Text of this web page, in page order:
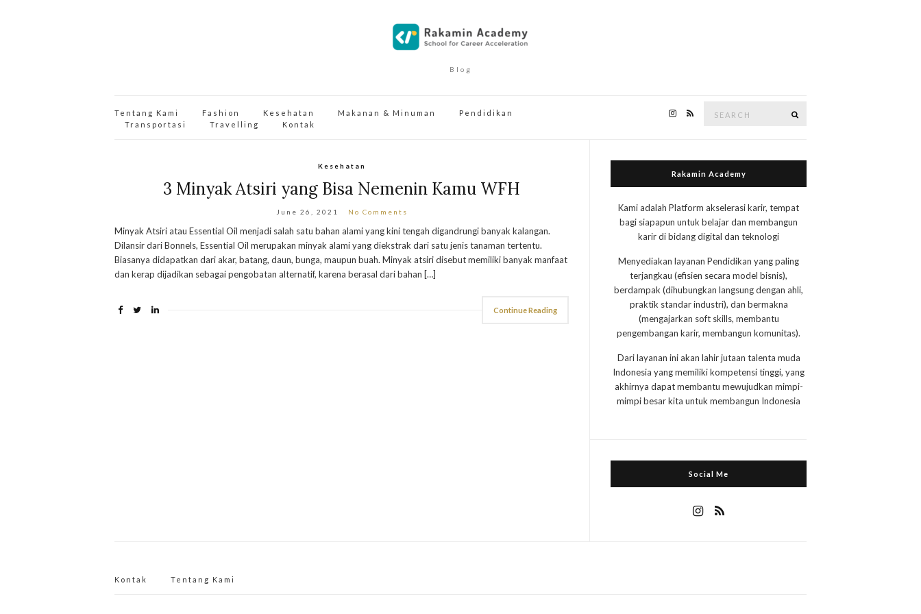
Blog
Tentang Kami Fashion Kesehatan Makanan & Minuman
Pendidikan
Transportasi
Travelling Kontak
Kesehatan
3 Minyak Atsiri yang Bisa Nemenin Kamu WFH
June 26, 2021 No Comments
Minyak Atsiri atau Essential Oil menjadi salah satu bahan alami yang kini tengah digandrungi banyak kalangan.
Dilansir dari Bonnels, Essential Oil merupakan minyak alami yang diekstrak dari satu jenis tanaman tertentu.
Biasanya didapatkan dari akar, batang, daun, bunga, maupun buah. Minyak atsiri disebut memiliki banyak manfaat
dan kerap dijadikan sebagai pengobatan alternatif, karena berasal dari bahan […]
Continue Reading
Rakamin Academy
Kami adalah Platform akselerasi karir, tempat
bagi siapapun untuk belajar dan membangun
karir di bidang digital dan teknologi
Menyediakan layanan Pendidikan yang paling
terjangkau (efisien secara model bisnis),
berdampak (dihubungkan langsung dengan ahli,
praktik standar industri), dan bermakna
(mengajarkan soft skills, membantu
pengembangan karir, membangun komunitas).
Dari layanan ini akan lahir jutaan talenta muda
Indonesia yang memiliki kompetensi tinggi, yang
akhirnya dapat membantu mewujudkan mimpi-
mimpi besar kita untuk membangun Indonesia
Social Me
Kontak Tentang Kami